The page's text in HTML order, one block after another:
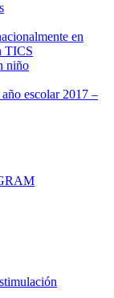
en
TICS
niño
escolar 2017 –